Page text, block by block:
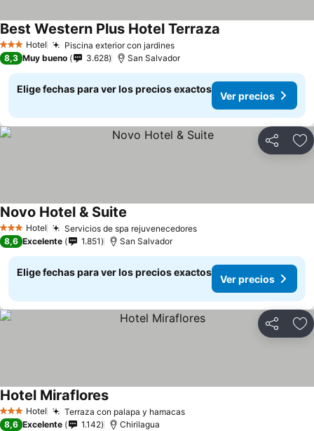
3 Estrellas
Hotel Piscina exterior con jardinesVer precios
Best Western Plus Hotel Terraza
8,3 Muy bueno 3.628 San Salvador
Elige fechas para ver los precios exactos
Ver precios
Compartir
3 Estrellas
Hotel Servicios de spa rejuvenecedoresVer precios
Novo Hotel & Suite
8,6 Excelente 1.851 San Salvador
Elige fechas para ver los precios exactos
Ver precios
Compartir
3 Estrellas
Hotel Terraza con palapa y hamacasVer precios
Hotel MirafloresVer precios
8,6 Excelente 1.142 Chirilagua